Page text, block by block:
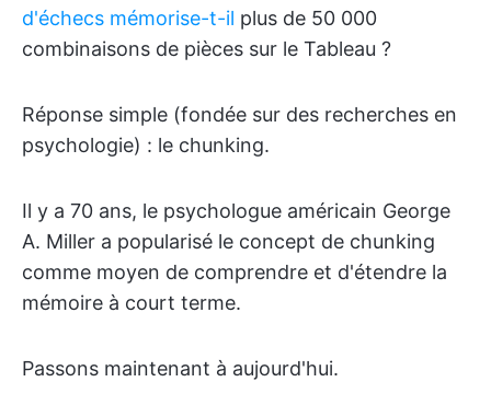
d'échecs mémorise-t-il plus de 50 000
combinaisons de pièces sur le Tableau ?
Réponse simple (fondée sur des recherches en
psychologie) : le chunking.
Il y a 70 ans, le psychologue américain George
A. Miller a popularisé le concept de chunking
comme moyen de comprendre et d'étendre la
mémoire à court terme.
Passons maintenant à aujourd'hui.